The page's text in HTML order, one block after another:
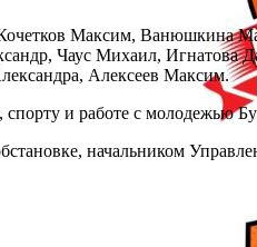
Максим, Ванюшкина
Чаус Михаил, Игнатова
Алексеев Максим.
спорту и работе с молодежью
начальником